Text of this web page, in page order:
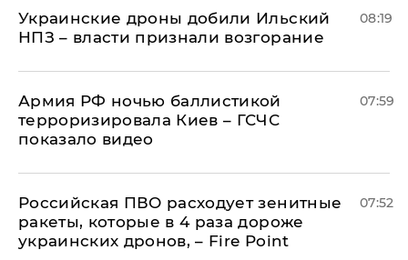
Украинские дроны добили Ильский
НПЗ – власти признали возгорание
08:19
Армия РФ ночью баллистикой
терроризировала Киев – ГСЧС
показало видео
07:59
Российская ПВО расходует зенитные
ракеты, которые в 4 раза дороже
украинских дронов, – Fire Point
07:52